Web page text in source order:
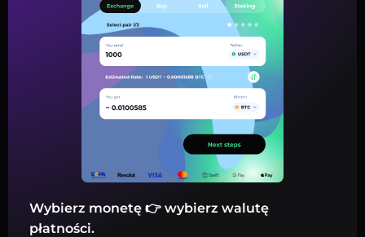
Wybierz monetę 👉 wybierz walutę
płatności.